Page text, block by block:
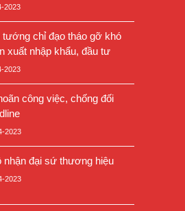
2023
tướng chỉ đạo tháo gỡ khó
xuất nhập khẩu, đầu tư
2023
công việc, chống đối
2023
nhận đại sứ thương hiệu
2023